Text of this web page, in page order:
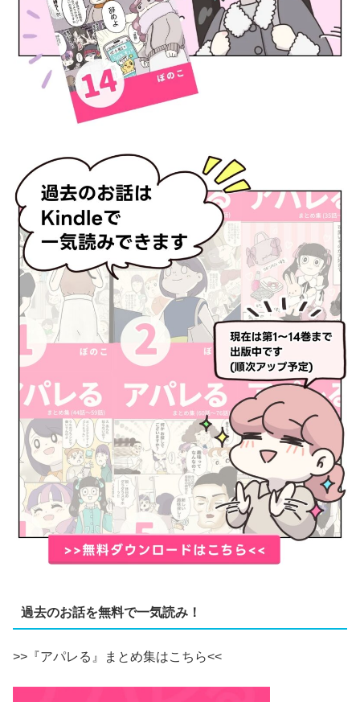
過去のお話を無料で一気読み！
>>『アパレる』まとめ集はこちら<<